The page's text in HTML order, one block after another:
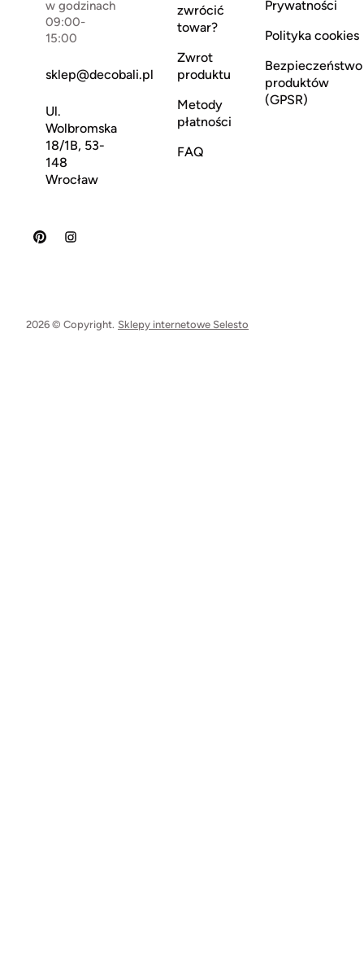
w godzinach
09:00-
15:00
sklep@decobali.pl
Ul.
Wolbromska
18/1B, 53-
148
Wrocław
zwrócić
towar?
Zwrot
produktu
Metody
płatności
FAQ
Prywatności
Polityka cookies
Bezpieczeństwo
produktów
(GPSR)
2026 © Copyright. Sklepy internetowe Selesto